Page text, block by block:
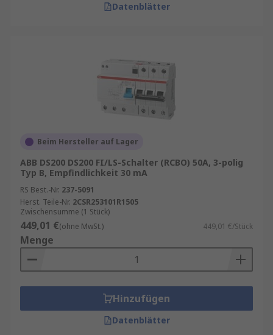
Datenblätter
Beim Hersteller auf Lager
ABB DS200 DS200 FI/LS-Schalter (RCBO) 50A, 3-polig
Typ B, Empfindlichkeit 30 mA
RS Best.-Nr. 237-5091
Herst. Teile-Nr. 2CSR253101R1505
Zwischensumme (1 Stück)
449,01 €(ohne MwSt.) 449,01 €/Stück
Menge
Hinzufügen
Datenblätter